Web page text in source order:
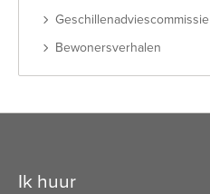
Geschillenadviescommissie
Bewonersverhalen
Contactinformatie
Ik huur